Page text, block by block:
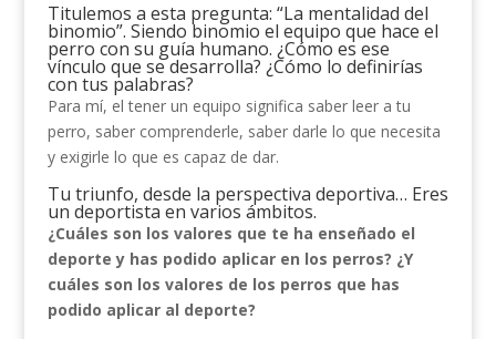
Titulemos a esta pregunta: “La mentalidad del
binomio”. Siendo binomio el equipo que hace el
perro con su guía humano. ¿Cómo es ese
vínculo que se desarrolla? ¿Cómo lo definirías
con tus palabras?
Para mí, el tener un equipo significa saber leer a tu
perro, saber comprenderle, saber darle lo que necesita
y exigirle lo que es capaz de dar.
Tu triunfo, desde la perspectiva deportiva… Eres
un deportista en varios ámbitos.
¿Cuáles son los valores que te ha enseñado el
deporte y has podido aplicar en los perros? ¿Y
cuáles son los valores de los perros que has
podido aplicar al deporte?